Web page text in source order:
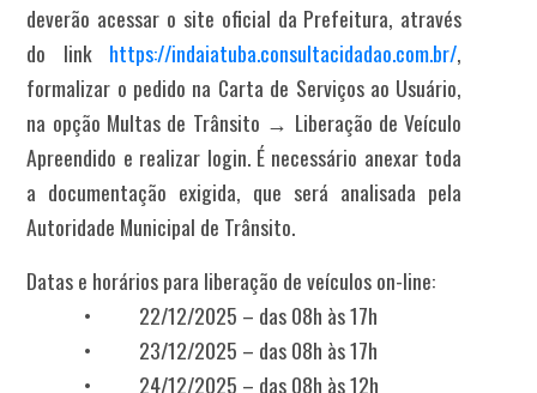
deverão acessar o site oficial da Prefeitura, através
do link https://indaiatuba.consultacidadao.com.br/,
formalizar o pedido na Carta de Serviços ao Usuário,
na opção Multas de Trânsito → Liberação de Veículo
Apreendido e realizar login. É necessário anexar toda
a documentação exigida, que será analisada pela
Autoridade Municipal de Trânsito.
Datas e horários para liberação de veículos on-line:
• 22/12/2025 – das 08h às 17h
• 23/12/2025 – das 08h às 17h
• 24/12/2025 – das 08h às 12h